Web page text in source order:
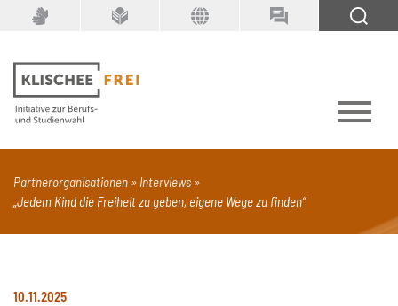
Suchbegriff
PDF Seite mit Video Alle Dokumenttypen
Partnerorganisationen
Interviews
„Jedem Kind die Freiheit zu geben, eigene Wege zu finden“
10.11.2025